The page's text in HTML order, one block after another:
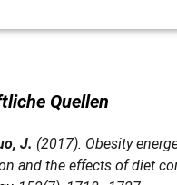
Quellen
J. (2017). Obesity
and the effects of diet